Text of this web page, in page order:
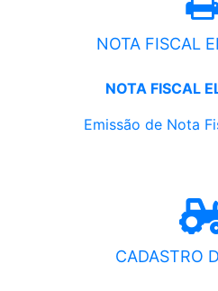
NOTA FISCAL
NOTA FISCAL
Emissão de Nota
CADASTRO